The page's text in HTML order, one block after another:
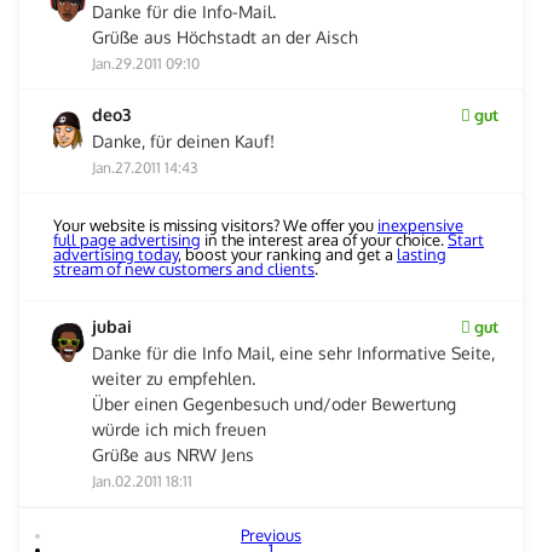
Danke für die Info-Mail.
Grüße aus Höchstadt an der Aisch
Jan.29.2011 09:10
deo3 gut
Danke, für deinen Kauf!
Jan.27.2011 14:43
Your website is missing visitors? We offer you inexpensive
full page advertising in the interest area of your choice.Start
advertising today, boost your ranking and get a lasting
stream of new customers and clients.
jubai gut
Danke für die Info Mail, eine sehr Informative Seite,
weiter zu empfehlen.
Über einen Gegenbesuch und/oder Bewertung
würde ich mich freuen
Grüße aus NRW Jens
Jan.02.2011 18:11
Previous